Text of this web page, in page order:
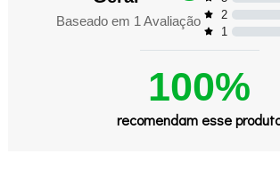
Baseado em 1 Avaliação
2
1
100%
recomendam esse